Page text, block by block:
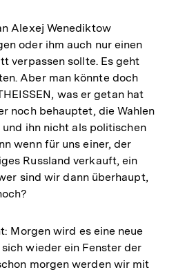
Alexej Wenediktow
oder ihm auch nur einen
verpassen sollte. Es geht
Aber man könnte doch
was er getan hat
noch behauptet, die Wahlen
ihn nicht als politischen
wenn für uns einer, der
Russland verkauft, ein
sind wir dann überhaupt,
Morgen wird es eine neue
wieder ein Fenster der
morgen werden wir mit